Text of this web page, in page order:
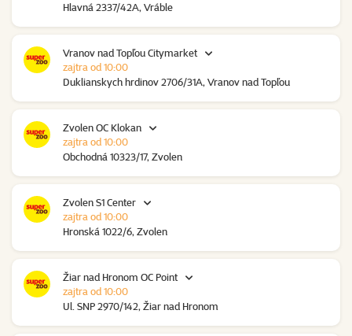
Hlavná 2337/42A, Vráble
Vranov nad Topľou Citymarket
Duklianskych hrdinov 2706/31A, Vranov nad Topľou
zajtra od 10:00
Zvolen OC Klokan
Obchodná 10323/17, Zvolen
zajtra od 10:00
Zvolen S1 Center
Hronská 1022/6, Zvolen
zajtra od 10:00
Žiar nad Hronom OC Point
Ul. SNP 2970/142, Žiar nad Hronom
zajtra od 10:00